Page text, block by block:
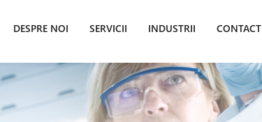
DESPRE NOI SERVICII INDUSTRII CONTACT